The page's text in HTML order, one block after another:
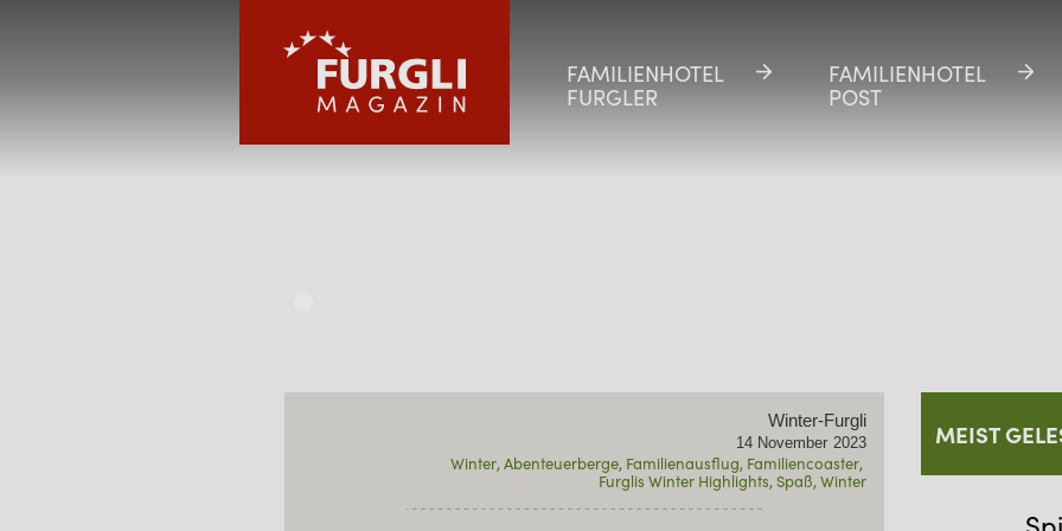
FAMILIENHOTEL
FURGLER
FAMILIENHOTEL
POST
FAMILIENHOTEL
FURGLER
FAMILIENHOTEL
POST
KINDER
Winter-Furgli
14 November 2023
Winter Abenteuerberge Familienausflug Familiencoaster
Furglis Winter Highlights Spaß Winter
MEIST